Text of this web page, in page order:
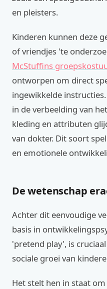
en pleisters.
Kinderen kunnen deze
of vriendjes 'te
McStuffins
ontworpen om direct
ingewikkelde
in de verbeelding van
kleding en attributen
van dokter. Dit soort
en emotionele
De wetenschap
Achter dit eenvoudige
basis in
'pretend play', is
sociale groei van
Het stelt hen in staat